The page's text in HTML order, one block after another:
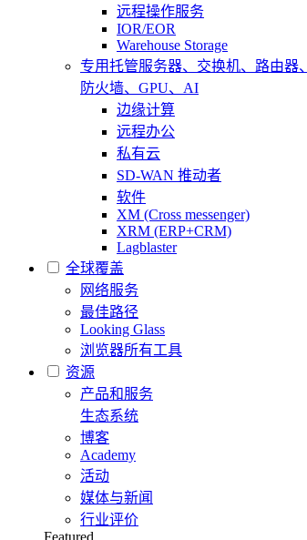
远程操作服务
IOR/EOR
Warehouse Storage
专用托管服务器、交换机、路由器、
防火墙、GPU、AI
边缘计算
远程办公
私有云
SD-WAN 推动者
软件
XM (Cross messenger)
XRM (ERP+CRM)
Lagblaster
全球覆盖
网络服务
最佳路径
Looking Glass
浏览器所有工具
资源
产品和服务
生态系统
博客
Academy
活动
媒体与新闻
行业评价
Featured